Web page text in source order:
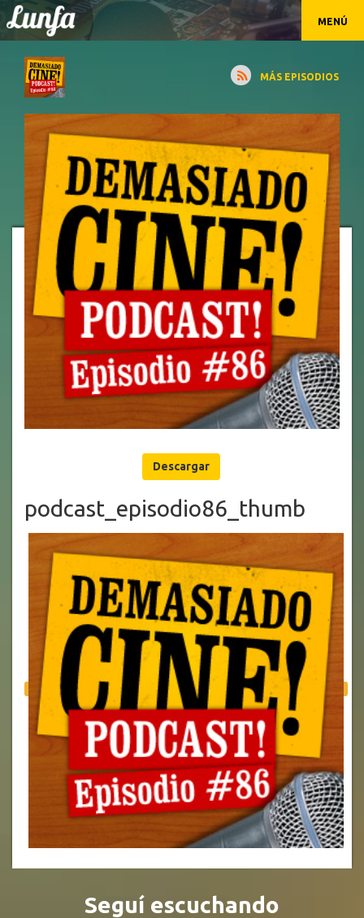
MENÚ
MÁS EPISODIOS
Descargar
podcast_episodio86_thumb
Seguí escuchando